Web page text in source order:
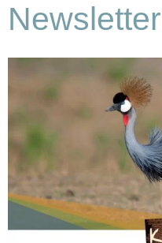
Newsletter